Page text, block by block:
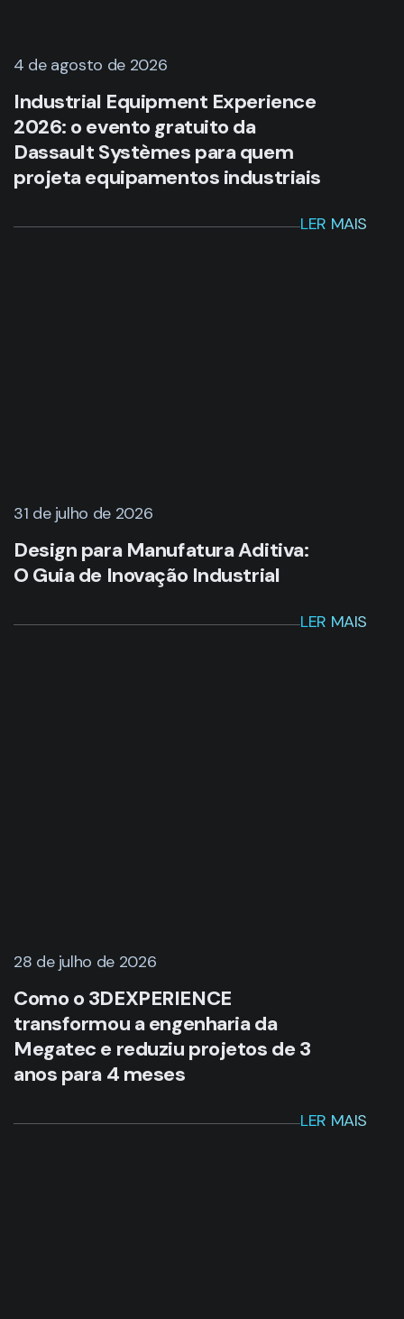
4 de agosto de 2026
Industrial Equipment Experience
2026: o evento gratuito da
Dassault Systèmes para quem
projeta equipamentos industriais
LER MAIS
31 de julho de 2026
Design para Manufatura Aditiva:
O Guia de Inovação Industrial
LER MAIS
28 de julho de 2026
Como o 3DEXPERIENCE
transformou a engenharia da
Megatec e reduziu projetos de 3
anos para 4 meses
LER MAIS